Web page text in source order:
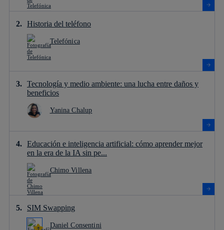
Historia del teléfono
Telefónica
Tecnología y medio ambiente: una lucha entre daños y
beneficios
Yanina Chalup
Educación e inteligencia artificial: cómo aprender mejor
en la era de la IA sin pe...
Chimo Villena
SIM Swapping
Daniel Consentini